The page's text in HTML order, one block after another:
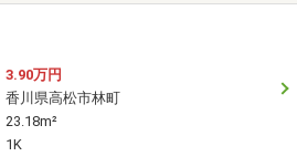
3.90万円
香川県高松市林町
23.18m²
1K